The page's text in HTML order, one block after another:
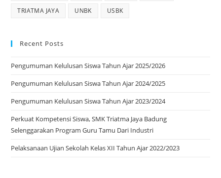
TRIATMA JAYA UNBK USBK
Recent Posts
Pengumuman Kelulusan Siswa Tahun Ajar 2025/2026
Pengumuman Kelulusan Siswa Tahun Ajar 2024/2025
Pengumuman Kelulusan Siswa Tahun Ajar 2023/2024
Perkuat Kompetensi Siswa, SMK Triatma Jaya Badung
Selenggarakan Program Guru Tamu Dari Industri
Pelaksanaan Ujian Sekolah Kelas XII Tahun Ajar 2022/2023